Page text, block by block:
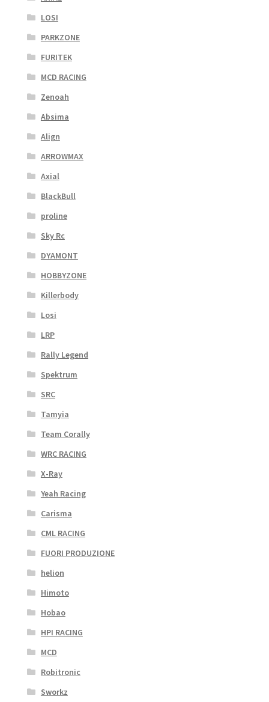
LOSI
PARKZONE
FURITEK
MCD RACING
Zenoah
Absima
Align
ARROWMAX
Axial
BlackBull
proline
Sky Rc
DYAMONT
HOBBYZONE
Killerbody
Losi
LRP
Rally Legend
Spektrum
SRC
Tamyia
Team Corally
WRC RACING
X-Ray
Yeah Racing
Carisma
CML RACING
FUORI PRODUZIONE
helion
Himoto
Hobao
HPI RACING
MCD
Robitronic
Sworkz